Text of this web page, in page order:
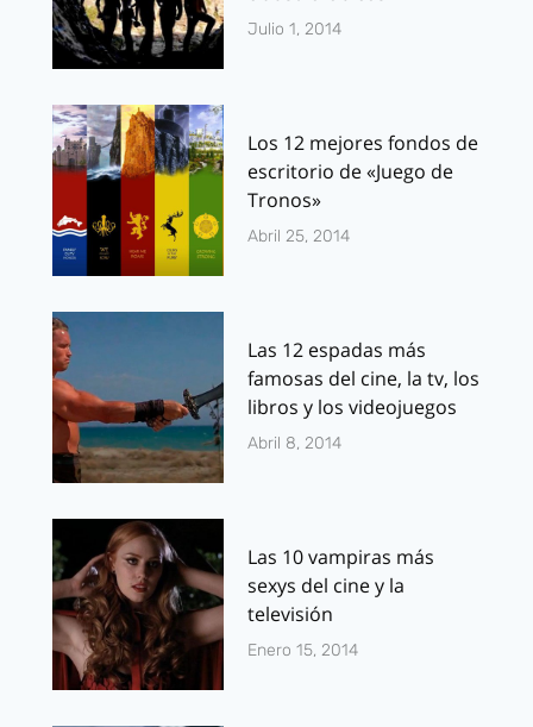
Julio 1, 2014
Los 12 mejores fondos de
escritorio de «Juego de
Tronos»
Abril 25, 2014
Las 12 espadas más
famosas del cine, la tv, los
libros y los videojuegos
Abril 8, 2014
Las 10 vampiras más
sexys del cine y la
televisión
Enero 15, 2014